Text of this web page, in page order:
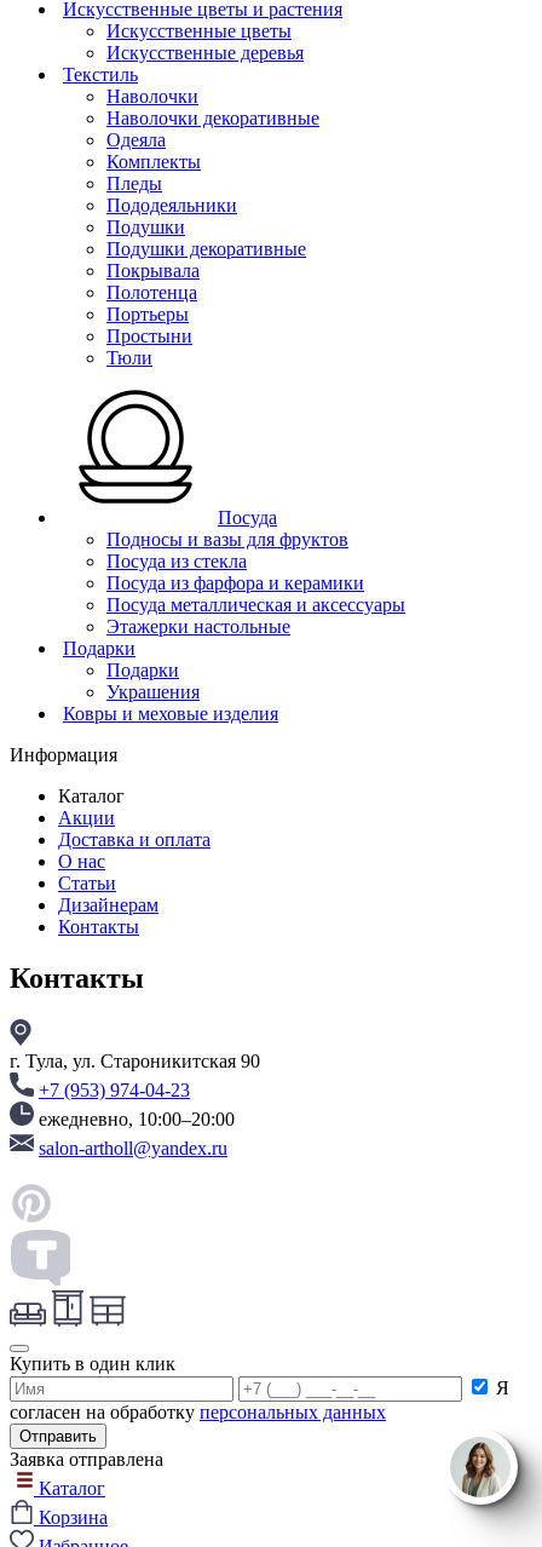
Искусственные цветы и растения
Искусственные цветы
Искусcтвенные деревья
Текстиль
Наволочки
Наволочки декоративные
Одеяла
Комплекты
Пледы
Пододеяльники
Подушки
Подушки декоративные
Покрывала
Полотенца
Портьеры
Простыни
Тюли
Посуда
Подносы и вазы для фруктов
Посуда из стекла
Посуда из фарфора и керамики
Посуда металлическая и аксессуары
Этажерки настольные
Подарки
Подарки
Украшения
Ковры и меховые изделия
Информация
Каталог
Акции
Доставка и оплата
О нас
Статьи
Дизайнерам
Контакты
Контакты
г. Тула, ул. Староникитская 90
+7 (953) 974-04-23
ежедневно, 10:00–20:00
salon-artholl@yandex.ru
Купить в один клик
Я
согласен на обработку персональных данных
Заявка отправлена
Каталог
Корзина